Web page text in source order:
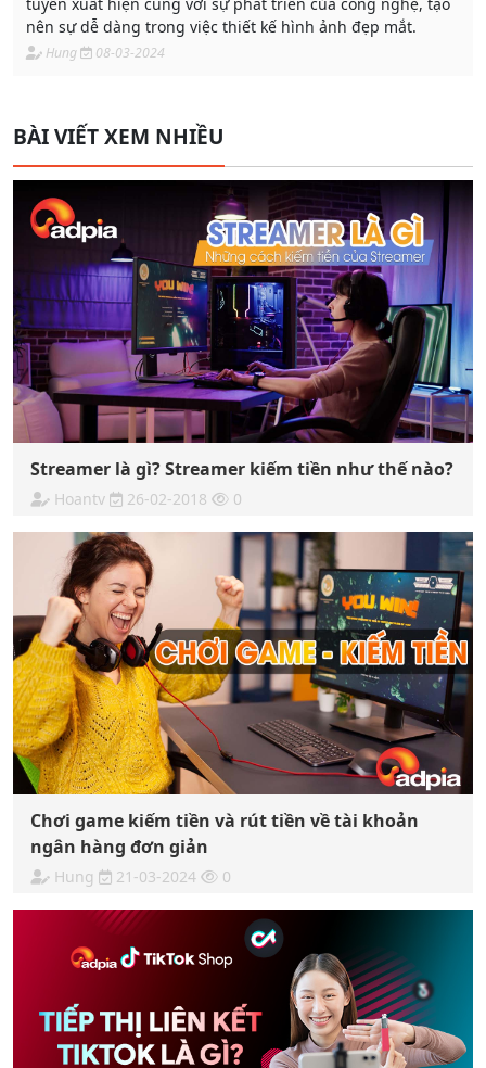
nên sự dễ dàng trong việc thiết kế hình ảnh đẹp mắt.
Hung 08-03-2024
BÀI VIẾT XEM NHIỀU
Streamer là gì? Streamer kiếm tiền như thế nào?
Hoantv 26-02-2018 0
Chơi game kiếm tiền và rút tiền về tài khoản
ngân hàng đơn giản
Hung 21-03-2024 0